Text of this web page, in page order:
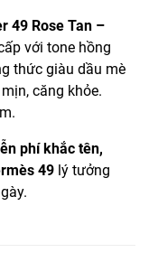
49 Rose Tan –
với tone hồng
thức giàu dầu mè
căng khỏe.
phí khắc tên,
49 lý tưởng